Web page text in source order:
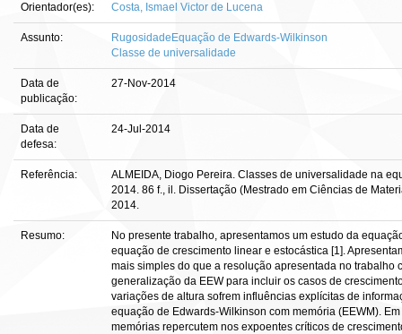
Orientador(es): Costa, Ismael Victor de Lucena
Assunto:
RugosidadeEquação de Edwards-Wilkinson
Classe de universalidade
Data de
publicação:
27-Nov-2014
Data de
defesa:
24-Jul-2014
Referência:
ALMEIDA, Diogo Pereira. Classes de universalidade na
2014. 86 f., il. Dissertação (Mestrado em Ciências de
2014.
Resumo:
No presente trabalho, apresentamos um estudo da
equação de crescimento linear e estocástica [1].
mais simples do que a resolução apresentada no trabalho
generalização da EEW para incluir os casos de
variações de altura sofrem influências explícitas de
equação de Edwards-Wilkinson com memória (EEWM).
memórias repercutem nos expoentes críticos de